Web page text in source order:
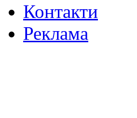
Контакти
Реклама